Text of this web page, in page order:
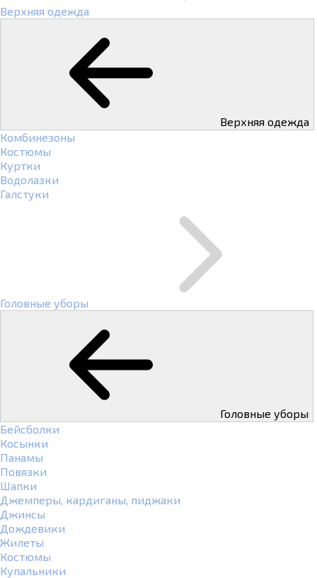
Верхняя одежда
Верхняя одежда
Комбинезоны
Костюмы
Куртки
Водолазки
Галстуки
Головные уборы
Головные уборы
Бейсболки
Косынки
Панамы
Повязки
Шапки
Джемперы, кардиганы, пиджаки
Джинсы
Дождевики
Жилеты
Костюмы
Купальники